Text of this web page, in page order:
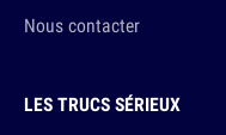
Nous contacter
LES TRUCS SÉRIEUX